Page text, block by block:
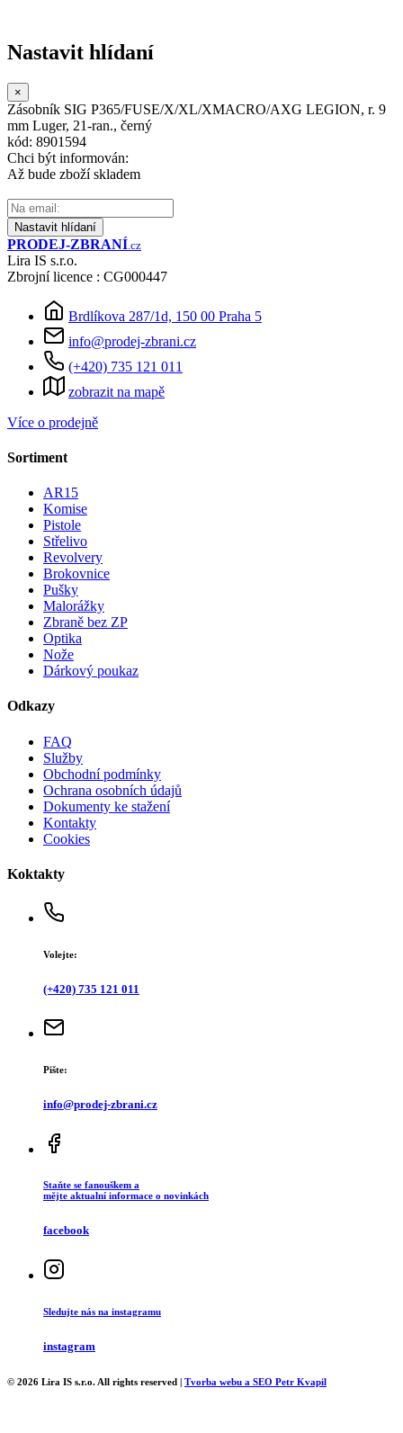
Nastavit hlídaní
×
Zásobník SIG P365/FUSE/X/XL/XMACRO/AXG LEGION, r. 9
mm Luger, 21-ran., černý
kód: 8901594
Chci být informován:
Až bude zboží skladem
Nastavit hlídaní
PRODEJ-ZBRANÍ .cz
Lira IS s.r.o.
Zbrojní licence : CG000447
Brdlíkova 287/1d, 150 00 Praha 5
info@prodej-zbrani.cz
(+420) 735 121 011
zobrazit na mapě
Více o prodejně
Sortiment
AR15
Komise
Pistole
Střelivo
Revolvery
Brokovnice
Pušky
Malorážky
Zbraně bez ZP
Optika
Nože
Dárkový poukaz
Odkazy
FAQ
Služby
Obchodní podmínky
Ochrana osobních údajů
Dokumenty ke stažení
Kontakty
Cookies
Koktakty
Volejte:
(+420) 735 121 011
Pište:
info@prodej-zbrani.cz
Staňte se fanouškem a
mějte aktualní informace o novinkách
facebook
Sledujte nás na instagramu
instagram
© 2026 Lira IS s.r.o. All rights reserved | Tvorba webu a SEO Petr Kvapil